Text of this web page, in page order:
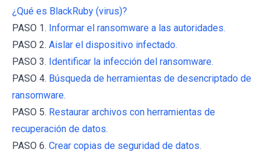
¿Qué es BlackRuby (virus)?
PASO 1. Informar el ransomware a las autoridades.
PASO 2. Aislar el dispositivo infectado.
PASO 3. Identificar la infección del ransomware.
PASO 4. Búsqueda de herramientas de desencriptado de
ransomware.
PASO 5. Restaurar archivos con herramientas de
recuperación de datos.
PASO 6. Crear copias de seguridad de datos.